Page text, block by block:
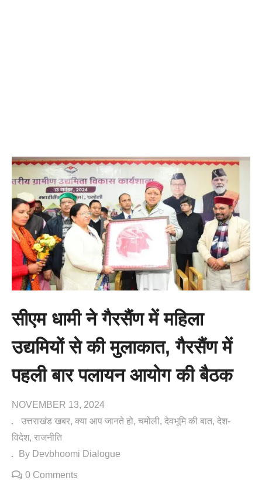
सीएम धामी ने गैरसैंण में महिला
उद्यमियों से की मुलाकात, गैरसैंण में
पहली बार पलायन आयोग की बैठक
NOVEMBER 13, 2024
उत्तराखंड खबर क्या आप जानते हो चमोली देवभूमि की बात देश-
विदेश राजनीति
By Devbhoomi Dialogue
0 Comments